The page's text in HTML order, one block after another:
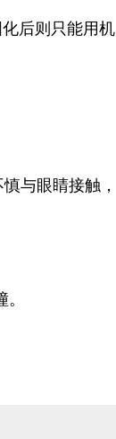
后则只能用机
与眼睛接触，
。